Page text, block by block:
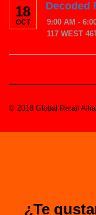
18
OCT
Decoded
9:00 AM -
117 WEST
© 2018 Global Retail
¿Te